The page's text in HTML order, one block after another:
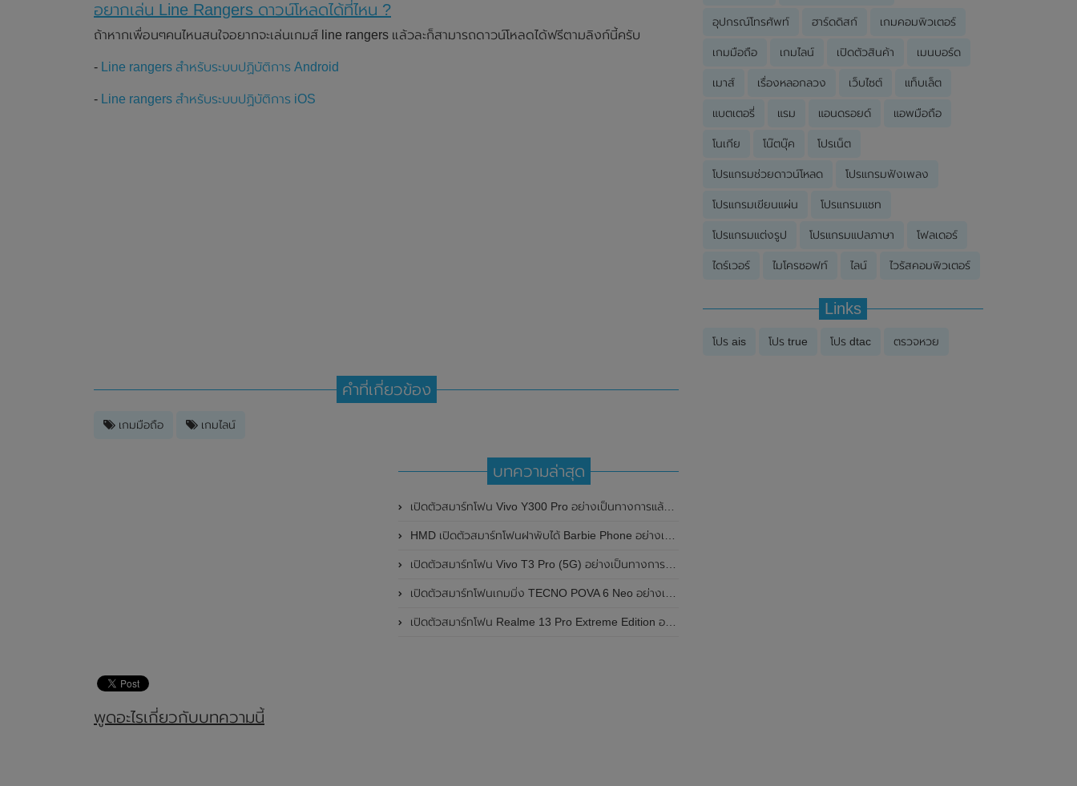
อยากเล่น Line Rangers ดาวน์โหลดได้ที่ไหน ?
ถ้าหากเพื่อนๆคนไหนสนใจอยากจะเล่นเกมส์ line rangers แล้วละก็สามารถดาวน์โหลดได้ฟรีตามลิงก์นี้ครับ
- Line rangers สำหรับระบบปฏิบัติการ Android
- Line rangers สำหรับระบบปฏิบัติการ iOS
คำที่เกี่ยวข้อง
เกมมือถือ เกมไลน์
บทความล่าสุด
เปิดตัวสมาร์ทโฟน Vivo Y300 Pro อย่างเป็นทางการแล้วในประเทศจีน มาพร้อมดีไซน์พรีเมี่ยม ทนทาน และแบตเตอรี่สุดอึดขนาดใหญ่ 6,500mAh พร้อมรองรับการชาร์จไว 80W
HMD เปิดตัวสมาร์ทโฟนฝาพับได้ Barbie Phone อย่างเป็นทางการแล้ว มาพร้อมธีมสีชมพูสดใส
เปิดตัวสมาร์ทโฟน Vivo T3 Pro (5G) อย่างเป็นทางการแล้วในประเทศอินเดีย
เปิดตัวสมาร์ทโฟนเกมมิ่ง TECNO POVA 6 Neo อย่างเป็นทางการแล้วในประเทศไทย ในราคา 8,499 บาท
เปิดตัวสมาร์ทโฟน Realme 13 Pro Extreme Edition อย่างเป็นทางการแล้วในประเทศจีน
พูดอะไรเกี่ยวกับบทความนี้
อุปกรณ์โทรศัพท์ ฮาร์ดดิสก์ เกมคอมพิวเตอร์
เกมมือถือ เกมไลน์ เปิดตัวสินค้า เมนบอร์ด
เมาส์ เรื่องหลอกลวง เว็บไซต์ แท็บเล็ต
แบตเตอรี่ แรม แอนดรอยด์ แอพมือถือ
โนเกีย โน๊ตบุ๊ค โปรเน็ต
โปรแกรมช่วยดาวน์โหลด โปรแกรมฟังเพลง
โปรแกรมเขียนแผ่น โปรแกรมแชท
โปรแกรมแต่งรูป โปรแกรมแปลภาษา โฟลเดอร์
ไดร์เวอร์ ไมโครซอฟท์ ไลน์ ไวรัสคอมพิวเตอร์
Links
โปร ais โปร true โปร dtac ตรวจหวย